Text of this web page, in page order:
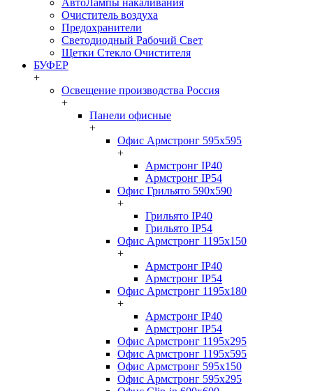
АвтоЛампы накаливания
Очиститель воздуха
Предохранители
Светодиодный Рабочий Свет
Щетки Стекло Очистителя
БУФЕР
+
Освещение производства Россия
+
Панели офисные
+
Офис Армстронг 595x595
+
Армстронг IP40
Армстронг IP54
Офис Грильято 590x590
+
Грильято IP40
Грильято IP54
Офис Армстронг 1195x150
+
Армстронг IP40
Армстронг IP54
Офис Армстронг 1195x180
+
Армстронг IP40
Армстронг IP54
Офис Армстронг 1195x295
Офис Армстронг 1195x595
Офис Армстронг 595x150
Офис Армстронг 595x295